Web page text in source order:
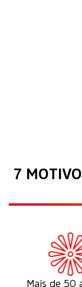
7
Mais de 50